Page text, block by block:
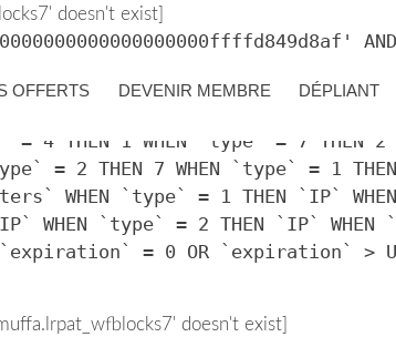
doesn't exist]
= 4 THEN 1 WHEN `type` = 7 THEN
= 2 THEN 7 WHEN `type` = 1
WHEN `type` = 1 THEN `IP`
WHEN `type` = 2 THEN `IP`
= 0 OR `expiration` >
doesn't exist]
OFFERTS DEVENIR MEMBRE DÉPLIANT